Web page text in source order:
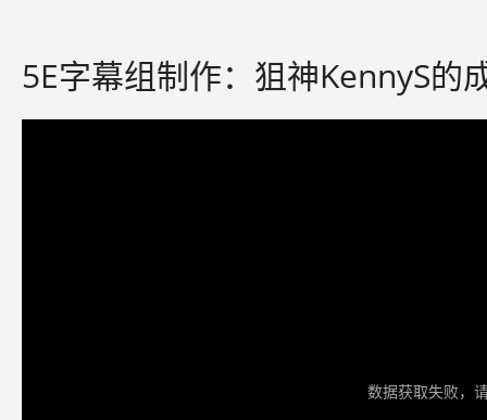
5E字幕组制作：狙神KennyS的
数据获取失败，